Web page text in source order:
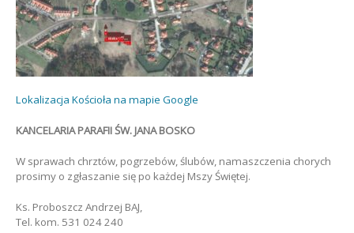
Lokalizacja Kościoła na mapie Google
KANCELARIA PARAFII ŚW. JANA BOSKO
W sprawach chrztów, pogrzebów, ślubów, namaszczenia chorych
prosimy o zgłaszanie się po każdej Mszy Świętej.
Ks. Proboszcz Andrzej BAJ,
Tel. kom. 531 024 240